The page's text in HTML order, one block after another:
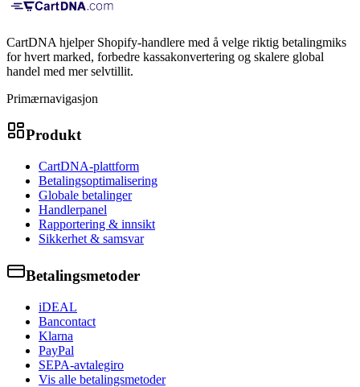
CartDNA hjelper Shopify-handlere med å velge riktig betalingmiks
for hvert marked, forbedre kassakonvertering og skalere global
handel med mer selvtillit.
Primærnavigasjon
Produkt
CartDNA-plattform
Betalingsoptimalisering
Globale betalinger
Handlerpanel
Rapportering & innsikt
Sikkerhet & samsvar
Betalingsmetoder
iDEAL
Bancontact
Klarna
PayPal
SEPA-avtalegiro
Vis alle betalingsmetoder